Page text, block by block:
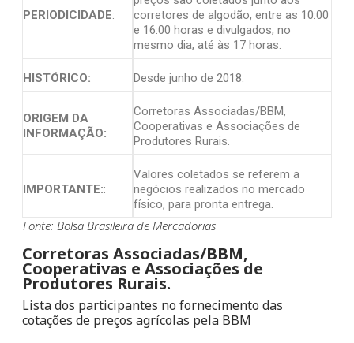
PERIODICIDADE:
corretores de algodão, entre as 10:00
e 16:00 horas e divulgados, no
mesmo dia, até às 17 horas.
HISTÓRICO: Desde junho de 2018.
ORIGEM DA
INFORMAÇÃO:
Corretoras Associadas/BBM,
Cooperativas e Associações de
Produtores Rurais.
IMPORTANTE::
Valores coletados se referem a
negócios realizados no mercado
físico, para pronta entrega.
Fonte: Bolsa Brasileira de Mercadorias
Corretoras Associadas/BBM,
Cooperativas e Associações de
Produtores Rurais.
Lista dos participantes no fornecimento das
cotações de preços agrícolas pela BBM